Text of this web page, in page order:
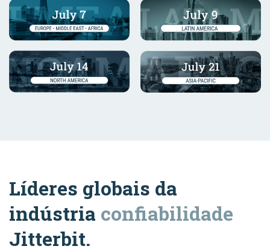
Líderes globais da
indústria confiabilidade
Jitterbit.